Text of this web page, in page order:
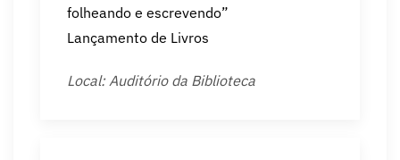
folheando e escrevendo”
Lançamento de Livros
Local: Auditório da Biblioteca